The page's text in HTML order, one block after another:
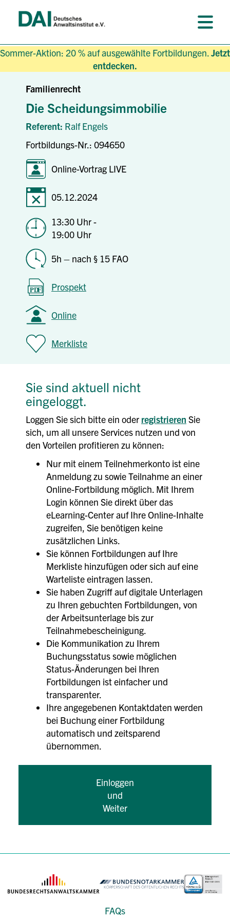
Sommer-Aktion: 20 % auf ausgewählte Fortbildungen.Jetzt
entdecken.
Familienrecht
Die Scheidungsimmobilie
Referent: Ralf Engels
Fortbildungs-Nr.: 094650
Online-Vortrag LIVE
05.12.2024
13:30 Uhr -
19:00 Uhr
5h – nach § 15 FAO
Prospekt
Online
Merkliste
Sie sind aktuell nicht
eingeloggt.
Loggen Sie sich bitte ein oder registrieren Sie
sich, um all unsere Services nutzen und von
den Vorteilen profitieren zu können:
Nur mit einem Teilnehmerkonto ist eine
Anmeldung zu sowie Teilnahme an einer
Online-Fortbildung möglich. Mit Ihrem
Login können Sie direkt über das
eLearning-Center auf Ihre Online-Inhalte
zugreifen, Sie benötigen keine
zusätzlichen Links.
Sie können Fortbildungen auf Ihre
Merkliste hinzufügen oder sich auf eine
Warteliste eintragen lassen.
Sie haben Zugriff auf digitale Unterlagen
zu Ihren gebuchten Fortbildungen, von
der Arbeitsunterlage bis zur
Teilnahmebescheinigung.
Die Kommunikation zu Ihrem
Buchungsstatus sowie möglichen
Status-Änderungen bei Ihren
Fortbildungen ist einfacher und
transparenter.
Ihre angegebenen Kontaktdaten werden
bei Buchung einer Fortbildung
automatisch und zeitsparend
übernommen.
Einloggen
und
Weiter
FAQs